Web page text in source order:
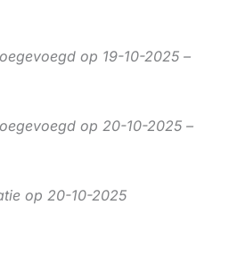
op 19-10-2025 –
op 20-10-2025 –
op 20-10-2025